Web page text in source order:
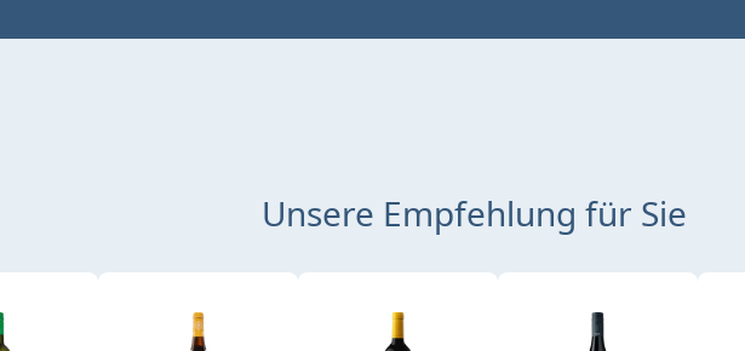
Unsere Empfehlung für Sie